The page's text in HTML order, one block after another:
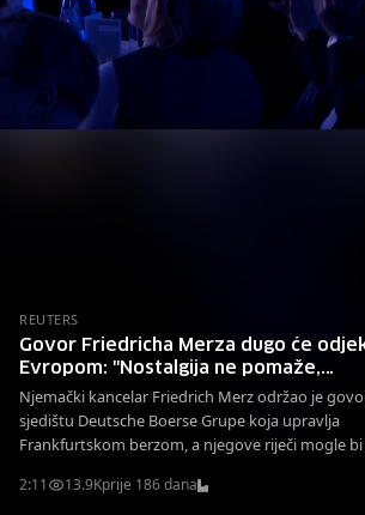
REUTERS
Govor Friedricha Merza dugo će
Evropom: "Nostalgija ne pomaže,
transatlantski odnosi su se
Njemački kancelar Friedrich Merz održao je
sjedištu Deutsche Boerse Grupe koja upravlja
Frankfurtskom berzom, a njegove riječi mogle
2:11 13.9Kprije 186 dana